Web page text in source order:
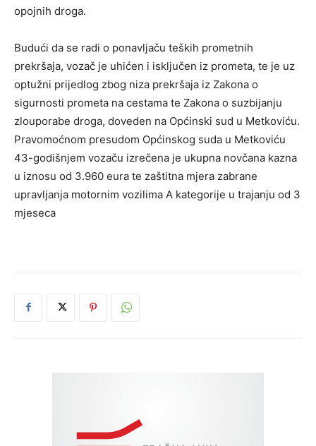
opojnih droga.
Budući da se radi o ponavljaču teških prometnih
prekršaja, vozač je uhićen i isključen iz prometa, te je uz
optužni prijedlog zbog niza prekršaja iz Zakona o
sigurnosti prometa na cestama te Zakona o suzbijanju
zlouporabe droga, doveden na Općinski sud u Metkoviću.
Pravomoćnom presudom Općinskog suda u Metkoviću
43-godišnjem vozaču izrečena je ukupna novčana kazna
u iznosu od 3.960 eura te zaštitna mjera zabrane
upravljanja motornim vozilima A kategorije u trajanju od 3
mjeseca